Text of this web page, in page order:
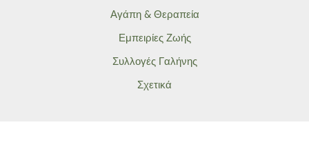
Αγάπη & Θεραπεία
Εμπειρίες Ζωής
Συλλογές Γαλήνης
Σχετικά